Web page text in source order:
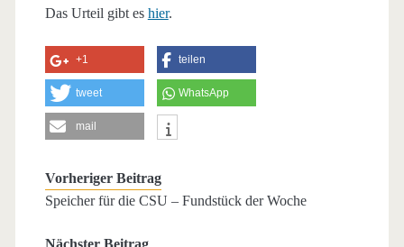
Das Urteil gibt es hier.
+1 teilen
tweet WhatsApp
mail
Vorheriger Beitrag
Speicher für die CSU – Fundstück der Woche
Nächster Beitrag